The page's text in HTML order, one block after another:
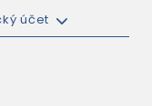
účet